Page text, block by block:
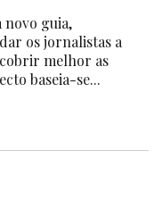
novo guia,
os jornalistas a
melhor as
baseia-se...